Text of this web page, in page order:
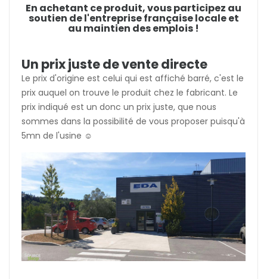
En achetant ce produit, vous participez au
soutien de l'entreprise française locale et
au maintien des emplois !
Un prix juste de vente directe
Le prix d'origine est celui qui est affiché barré, c'est le
prix auquel on trouve le produit chez le fabricant. Le
prix indiqué est un donc un prix juste, que nous
sommes dans la possibilité de vous proposer puisqu'à
5mn de l'usine ☺️